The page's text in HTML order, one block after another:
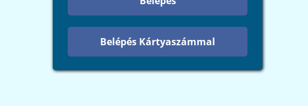
Belépés Kártyaszámmal